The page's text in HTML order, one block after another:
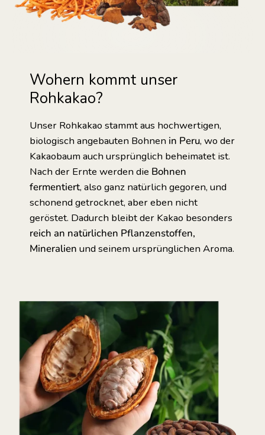
Wohern kommt unser
Rohkakao?
Unser Rohkakao stammt aus hochwertigen,
biologisch angebauten Bohnen in Peru, wo der
Kakaobaum auch ursprünglich beheimatet ist.
Nach der Ernte werden die Bohnen
fermentiert, also ganz natürlich gegoren, und
schonend getrocknet, aber eben nicht
geröstet. Dadurch bleibt der Kakao besonders
reich an natürlichen Pflanzenstoffen,
Mineralien und seinem ursprünglichen Aroma.